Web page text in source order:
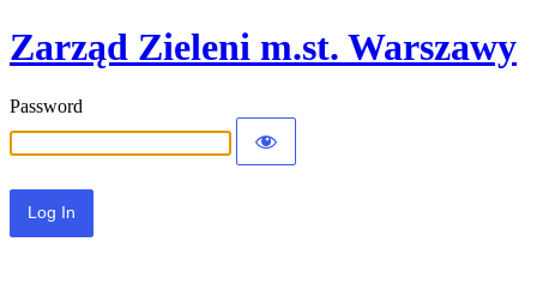
Zarząd Zieleni m.st. Warszawy
Password